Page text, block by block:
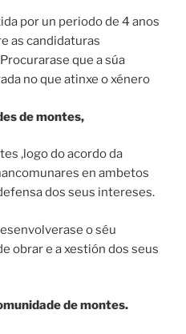
por un periodo de 4 anos
as candidaturas
que a súa
no que atinxe o xénero
de montes,
,logo do acordo da
en ambetos
dos seus intereses.
o séu
obrar e a xestión dos seus
de montes.